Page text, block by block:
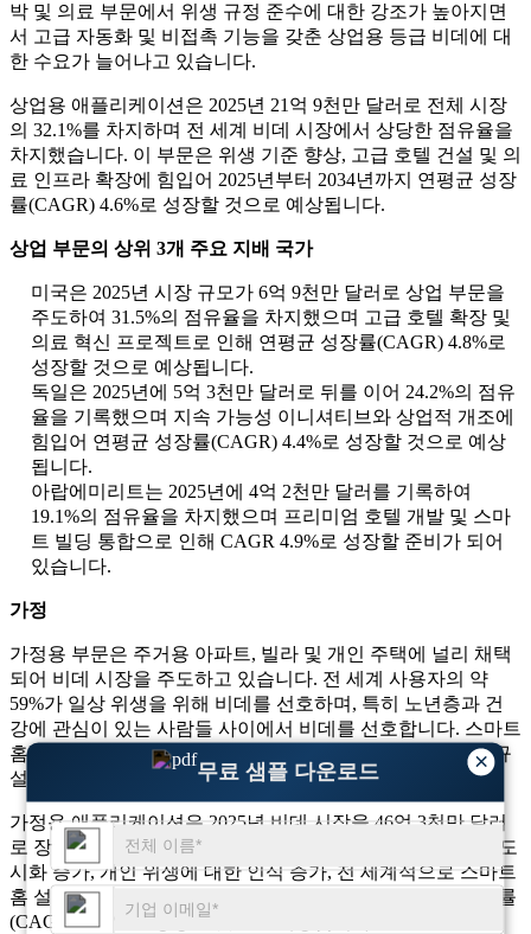
×
무료 샘플 다운로드
박 및 의료 부문에서 위생 규정 준수에 대한 강조가 높아지면
서 고급 자동화 및 비접촉 기능을 갖춘 상업용 등급 비데에 대
한 수요가 늘어나고 있습니다.
상업용 애플리케이션은 2025년 21억 9천만 달러로 전체 시장
의 32.1%를 차지하며 전 세계 비데 시장에서 상당한 점유율을
차지했습니다. 이 부문은 위생 기준 향상, 고급 호텔 건설 및 의
료 인프라 확장에 힘입어 2025년부터 2034년까지 연평균 성장
률(CAGR) 4.6%로 성장할 것으로 예상됩니다.
상업 부문의 상위 3개 주요 지배 국가
미국은 2025년 시장 규모가 6억 9천만 달러로 상업 부문을
주도하여 31.5%의 점유율을 차지했으며 고급 호텔 확장 및
의료 혁신 프로젝트로 인해 연평균 성장률(CAGR) 4.8%로
성장할 것으로 예상됩니다.
독일은 2025년에 5억 3천만 달러로 뒤를 이어 24.2%의 점유
율을 기록했으며 지속 가능성 이니셔티브와 상업적 개조에
힘입어 연평균 성장률(CAGR) 4.4%로 성장할 것으로 예상
됩니다.
아랍에미리트는 2025년에 4억 2천만 달러를 기록하여
19.1%의 점유율을 차지했으며 프리미엄 호텔 개발 및 스마
트 빌딩 통합으로 인해 CAGR 4.9%로 성장할 준비가 되어
있습니다.
가정
가정용 부문은 주거용 아파트, 빌라 및 개인 주택에 널리 채택
되어 비데 시장을 주도하고 있습니다. 전 세계 사용자의 약
59%가 일상 위생을 위해 비데를 선호하며, 특히 노년층과 건
강에 관심이 있는 사람들 사이에서 비데를 선호합니다. 스마트
홈 통합은 앱 제어 또는 센서 지원 비데 시스템과 관련된 신규
설치의 33%로 제품 업그레이드에 영향을 미칩니다.
가정용 애플리케이션은 2025년 비데 시장을 46억 3천만 달러
로 장악하여 전체 시장의 67.9%를 차지했습니다. 이 부문은 도
시화 증가, 개인 위생에 대한 인식 증가, 전 세계적으로 스마트
홈 설치 증가에 힘입어 2025년부터 2034년까지 연평균 성장률
(CAGR) 3.91%로 성장할 것으로 예상됩니다.